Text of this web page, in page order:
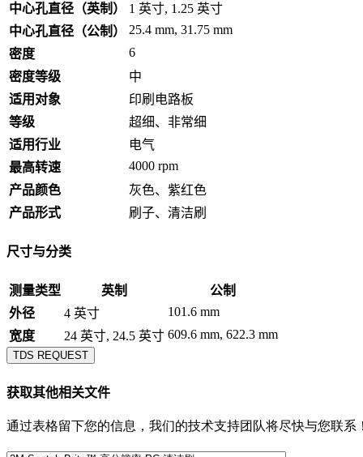
中心孔直径（英制）
1 英寸, 1.25 英寸
中心孔直径（公制）
25.4 mm, 31.75 mm
密度
6
密度等级
中
适用对象
印刷电路板
等级
超细、非常细
适用行业
电气
最高转速
4000 rpm
产品颜色
灰色、紫红色
产品形式
刷子、清洁刷
尺寸与分类
测量类型 英制
公制
外径
4 英寸
101.6 mm
宽度
24 英寸, 24.5 英寸 609.6 mm, 622.3 mm
TDS REQUEST
获取其他相关文件
通过表格留下您的信息，我们的技术支持团队将尽快与您联系